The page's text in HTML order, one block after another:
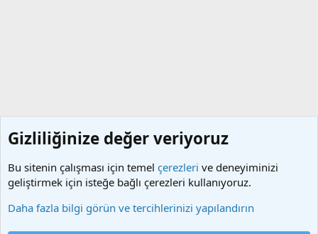
Gizliliğinize değer veriyoruz
Bu sitenin çalışması için temel çerezleri ve deneyiminizi
geliştirmek için isteğe bağlı çerezleri kullanıyoruz.
Daha fazla bilgi görün ve tercihlerinizi yapılandırın